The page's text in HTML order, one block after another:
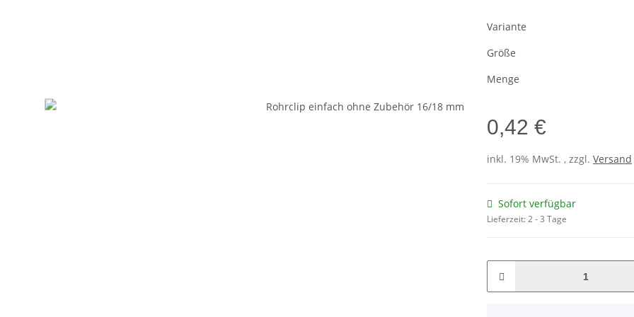
Variante
Größe
Menge
0,42 €
inkl. 19% MwSt. , zzgl. Versand
Sofort verfügbar
Lieferzeit:2 - 3 Tage